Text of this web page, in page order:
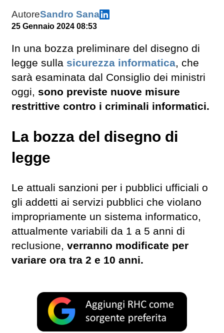
AutoreSandro Sana
25 Gennaio 2024 08:53
In una bozza preliminare del disegno di
legge sulla sicurezza informatica, che
sarà esaminata dal Consiglio dei ministri
oggi, sono previste nuove misure
restrittive contro i criminali informatici.
La bozza del disegno di
legge
Le attuali sanzioni per i pubblici ufficiali o
gli addetti ai servizi pubblici che violano
impropriamente un sistema informatico,
attualmente variabili da 1 a 5 anni di
reclusione, verranno modificate per
variare ora tra 2 e 10 anni.